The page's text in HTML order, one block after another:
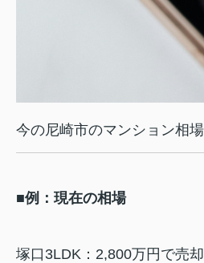
今の尼崎市のマンション相場
■例：現在の相場
塚口3LDK：2,800万円で売